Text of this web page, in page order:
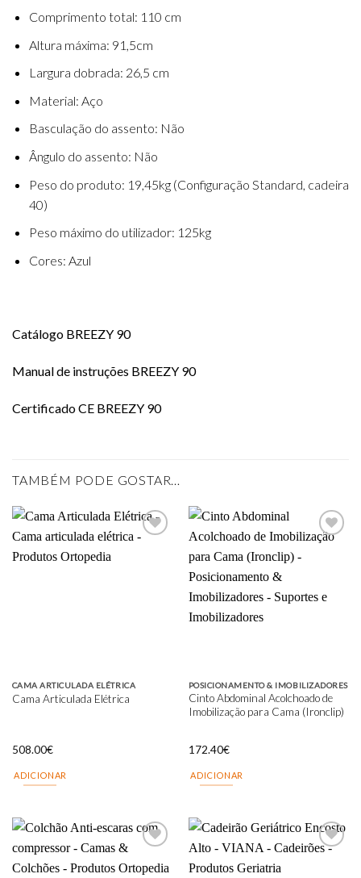
Comprimento total: 110 cm
Altura máxima: 91,5cm
Largura dobrada: 26,5 cm
Material: Aço
Basculação do assento: Não
Ângulo do assento: Não
Peso do produto: 19,45kg (Configuração Standard, cadeira
40)
Peso máximo do utilizador: 125kg
Cores: Azul
Catálogo BREEZY 90
Manual de instruções BREEZY 90
Certificado CE BREEZY 90
TAMBÉM PODE GOSTAR…
CAMA ARTICULADA ELÉTRICA
Cama Articulada Elétrica
508.00€
ADICIONAR
POSICIONAMENTO & IMOBILIZADORES
Cinto Abdominal Acolchoado de
Imobilização para Cama (Ironclip)
172.40€
ADICIONAR